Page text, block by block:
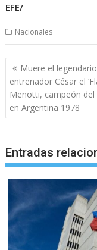
EFE/
Nacionales
Navegación
de
entradas
Muere el legendario
entrenador César el
Menotti, campeón del
en Argentina 1978
Entradas